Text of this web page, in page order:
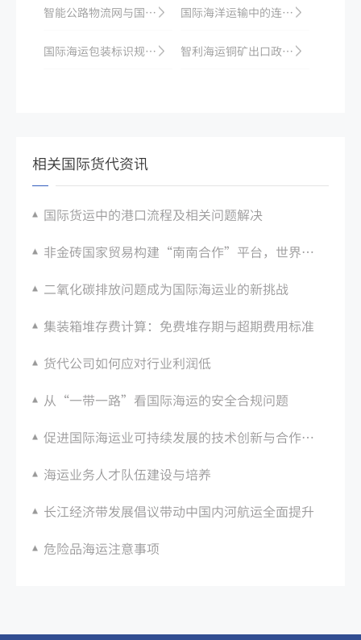
智能公路物流网与国际海运的相互推动 国际海洋运输中的连通性和物联网技术应用
国际海运包装标识规范：警示标识、方向标识张贴要求 智利海运铜矿出口政策：运输监管与税收优惠
相关国际货代资讯
国际货运中的港口流程及相关问题解决
非金砖国家贸易构建“南南合作”平台，世界海运市场接踵而来崭新机遇
二氧化碳排放问题成为国际海运业的新挑战
集装箱堆存费计算：免费堆存期与超期费用标准
货代公司如何应对行业利润低
从“一带一路”看国际海运的安全合规问题
促进国际海运业可持续发展的技术创新与合作机制
海运业务人才队伍建设与培养
长江经济带发展倡议带动中国内河航运全面提升
危险品海运注意事项